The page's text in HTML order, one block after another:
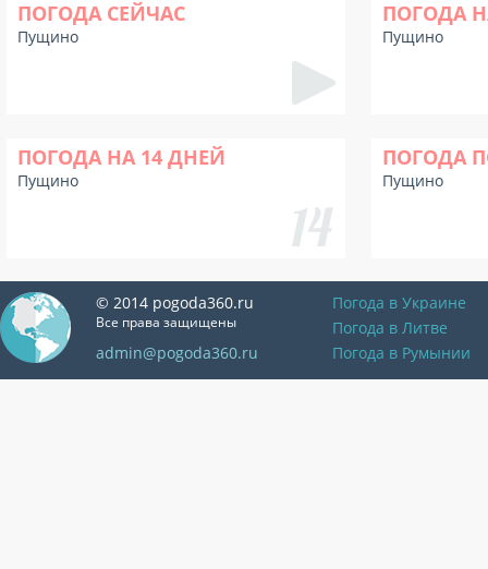
ПОГОДА СЕЙЧАС
Пущино
ПОГОДА
Пущино
ПОГОДА НА 14 ДНЕЙ
Пущино
ПОГОДА
Пущино
© 2014 pogoda360.ru
Все права защищены
admin@pogoda360.ru
Погода в Украине
Погода в Литве
Погода в Румынии